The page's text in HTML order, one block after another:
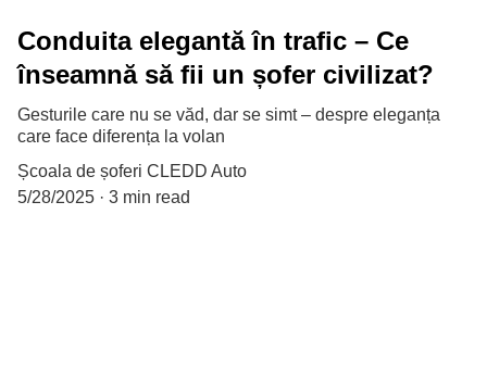
Conduita elegantă în trafic – Ce
înseamnă să fii un șofer civilizat?
Gesturile care nu se văd, dar se simt – despre eleganța
care face diferența la volan
Școala de șoferi CLEDD Auto
5/28/2025
3 min read